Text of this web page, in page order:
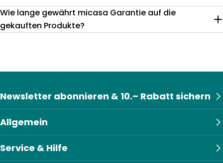
Wie lange gewährt micasa Garantie auf die
gekauften Produkte?
Allgemein
Service & Hilfe
Newsletter abonnieren & 10.– Rabatt sichern